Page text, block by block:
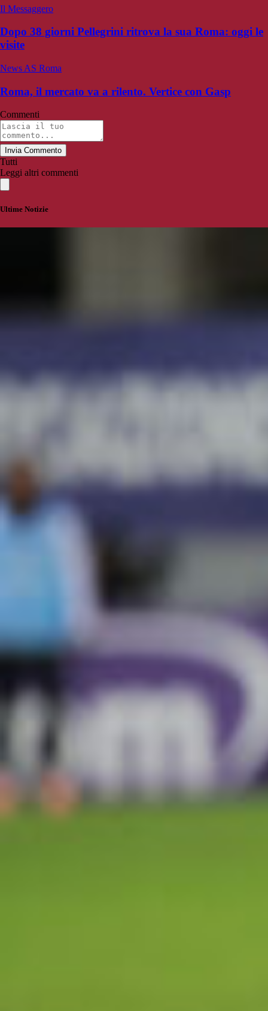
Il Messaggero
Dopo 38 giorni Pellegrini ritrova la sua Roma: oggi le
visite
News AS Roma
Roma, il mercato va a rilento. Vertice con Gasp
Commenti
Invia Commento
Tutti
Leggi altri commenti
Ultime Notizie